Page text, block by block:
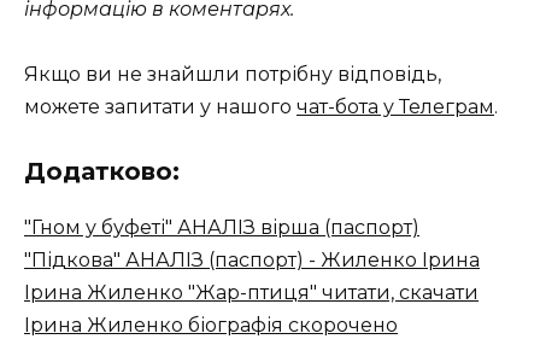
інформацію в коментарях.
Якщо ви не знайшли потрібну відповідь,
можете запитати у нашого чат-бота у Телеграм.
Додатково:
"Гном у буфеті" АНАЛІЗ вірша (паспорт)
"Підкова" АНАЛІЗ (паспорт) - Жиленко Ірина
Ірина Жиленко "Жар-птиця" читати, скачати
Ірина Жиленко біографія скорочено